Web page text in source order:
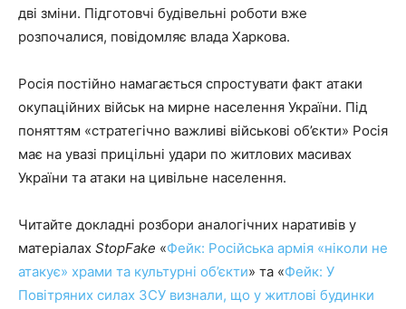
дві зміни. Підготовчі будівельні роботи вже
розпочалися, повідомляє влада Харкова.
Росія постійно намагається спростувати факт атаки
окупаційних військ на мирне населення України. Під
поняттям «стратегічно важливі військові об’єкти» Росія
має на увазі прицільні удари по житлових масивах
України та атаки на цивільне населення.
Читайте докладні розбори аналогічних наративів у
матеріалах StopFake «Фейк: Російська армія «ніколи не
атакує» храми та культурні об’єкти» та «Фейк: У
Повітряних силах ЗСУ визнали, що у житлові будинки